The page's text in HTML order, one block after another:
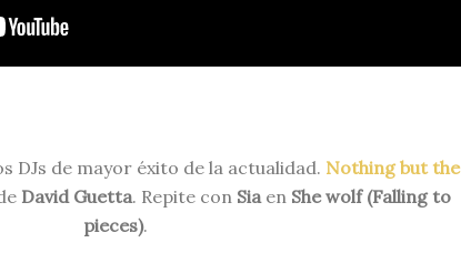
DJs de mayor éxito de la actualidad. Nothing but the
David Guetta. Repite con Sia en She wolf (Falling to
pieces).